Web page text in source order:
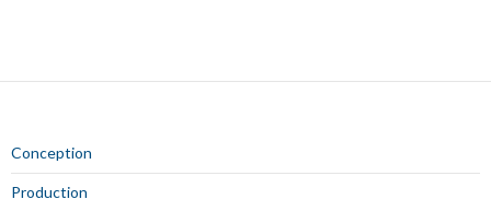
Conception
Production